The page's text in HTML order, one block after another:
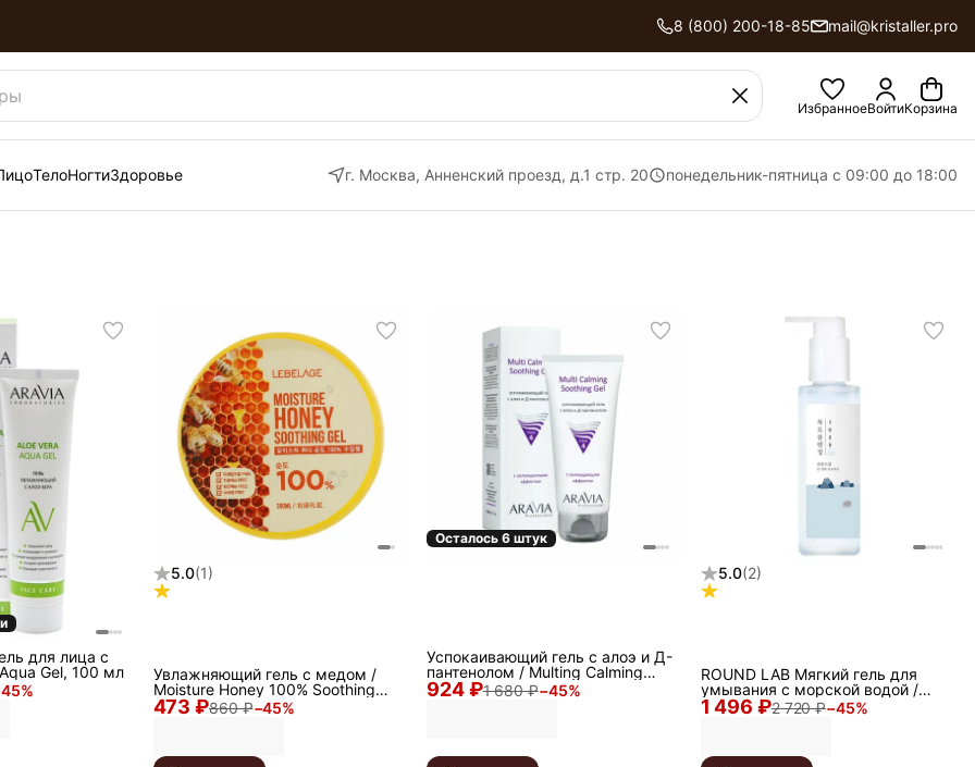
5 штук!
8 (800) 200-18-85 mail@kristaller.pro
ИзбранноеВойтиКорзина
ТелоНогтиЗдоровье г. Москва, Анненский проезд, д.1 стр. 20 понедельник-пятница с 09:00 до 18:00
45%
для лица с
Gel, 100 мл
5.0(1)
473 ₽860 ₽−45%
Увлажняющий гель с медом /
Moisture Honey 100% Soothing
Gel, 300 мл
Осталось 6 штук
924 ₽1 680 ₽−45%
Успокаивающий гель с алоэ и Д-
пантенолом / Multing Calming
Soothing Gel, 200 мл
5.0(2)
1 496 ₽2 720 ₽−45%
ROUND LAB Мягкий гель для
умывания с морской водой /
1025 Dokdo Cleansing Gel, 150
мл